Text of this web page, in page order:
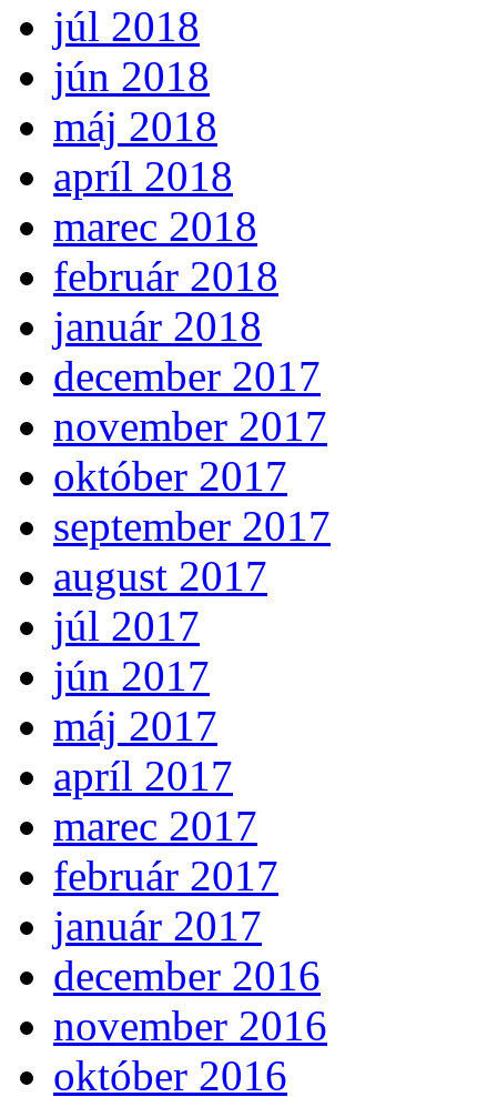
júl 2018
jún 2018
máj 2018
apríl 2018
marec 2018
február 2018
január 2018
december 2017
november 2017
október 2017
september 2017
august 2017
júl 2017
jún 2017
máj 2017
apríl 2017
marec 2017
február 2017
január 2017
december 2016
november 2016
október 2016